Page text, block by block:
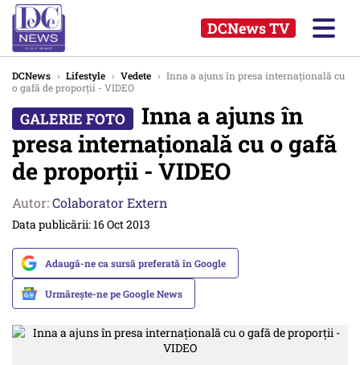
DCNews TV
DCNews › Lifestyle › Vedete › Inna a ajuns în presa internațională cu
o gafă de proporții - VIDEO
Inna a ajuns în
presa internațională cu o gafă
de proporții - VIDEO
Autor:Colaborator Extern
Data publicării: 16 Oct 2013
Adaugă-ne ca sursă preferată în Google
Urmărește-ne pe Google News